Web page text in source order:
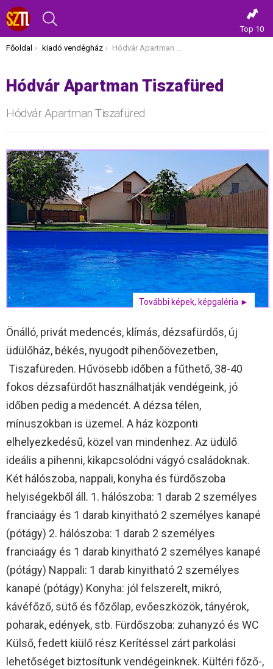
Top 10
Itt vagy most:
Főoldal kiadó vendégház Hódvár Apartman Tiszafüred
Hódvár Apartman Tiszafüred
Hódvár Apartman Tiszafüred
További képek, képgaléria ►
Önálló, privát medencés, klímás, dézsafürdős, új
üdülőház, békés, nyugodt pihenőövezetben,
Tiszafüreden. Hűvösebb időben a fűthető, 38-40
fokos dézsafürdőt használhatják vendégeink, jó
időben pedig a medencét. A dézsa télen,
mínuszokban is üzemel. A ház központi
elhelyezkedésű, közel van mindenhez. Az üdülő
ideális a pihenni, kikapcsolódni vágyó családoknak.
Két hálószoba, nappali, konyha és fürdőszoba
helyiségekből áll. 1. hálószoba: 1 darab 2 személyes
franciaágy és 1 darab kinyitható 2 személyes kanapé
(pótágy) 2. hálószoba: 1 darab 2 személyes
franciaágy és 1 darab kinyitható 2 személyes kanapé
(pótágy) Nappali: 1 darab kinyitható 2 személyes
kanapé (pótágy) Konyha: jól felszerelt, mikró,
kávéfőző, sütő és főzőlap, evőeszközök, tányérok,
poharak, edények, stb. Fürdőszoba: zuhanyzó és WC
Külső, fedett kiülő rész Kerítéssel zárt parkolási
lehetőséget biztosítunk vendégeinknek. Kültéri főző-,